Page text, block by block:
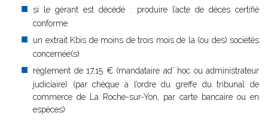
si le gérant est décédé : produire l’acte de décès certifié
conforme
un extrait Kbis de moins de trois mois de la (ou des) sociétés
concernée(s)
règlement de 17,15 € (mandataire ad’ hoc ou administrateur
judiciaire) (par chèque à l’ordre du greffe du tribunal de
commerce de La Roche-sur-Yon, par carte bancaire ou en
espèces)